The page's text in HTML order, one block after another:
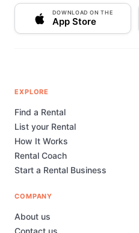
DOWNLOAD ON THE
App Store
EXPLORE
Find a Rental
List your Rental
How It Works
Rental Coach
Start a Rental Business
COMPANY
About us
Contact us